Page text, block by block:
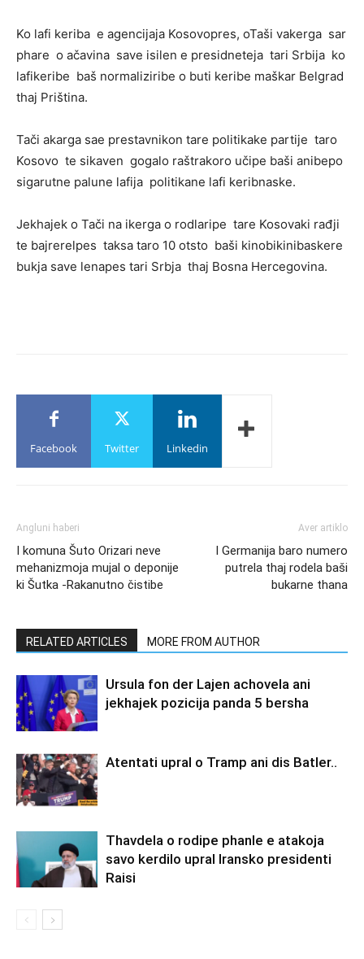
Ko lafi keriba e agencijaja Kosovopres, oTaši vakerga sar
phare o ačavina save isilen e presidneteja tari Srbija ko
lafikeribe baš normaliziribe o buti keribe maškar Belgrad
thaj Priština.
Tači akarga sae prestavnikon tare politikake partije taro
Kosovo te sikaven gogalo raštrakoro učipe baši anibepo
sigarutne palune lafija politikane lafi keribnaske.
Jekhajek o Tači na ikerga o rodlaripe tare Kosovaki rađji
te bajrerelpes taksa taro 10 otsto baši kinobikinibaskere
bukja save lenapes tari Srbja thaj Bosna Hercegovina.
Facebook Twitter Linkedin
Angluni haberi
I komuna Šuto Orizari neve
mehanizmoja mujal o deponije
ki Šutka -Rakanutno čistibe
Aver artiklo
I Germanija baro numero
putrela thaj rodela baši
bukarne thana
RELATED ARTICLES MORE FROM AUTHOR
Ursula fon der Lajen achovela ani
jekhajek pozicija panda 5 bersha
Atentati upral o Tramp ani dis Batler..
Thavdela o rodipe phanle e atakoja
savo kerdilo upral Iransko presidenti
Raisi